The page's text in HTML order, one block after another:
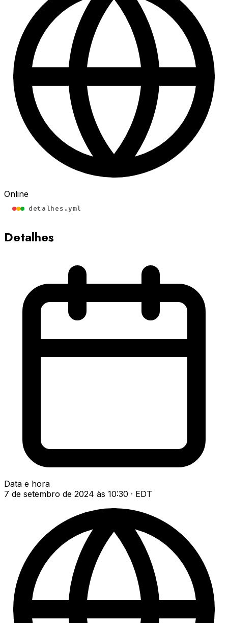
Online
detalhes.yml
Detalhes
Data e hora
7 de setembro de 2024 às 10:30 · EDT